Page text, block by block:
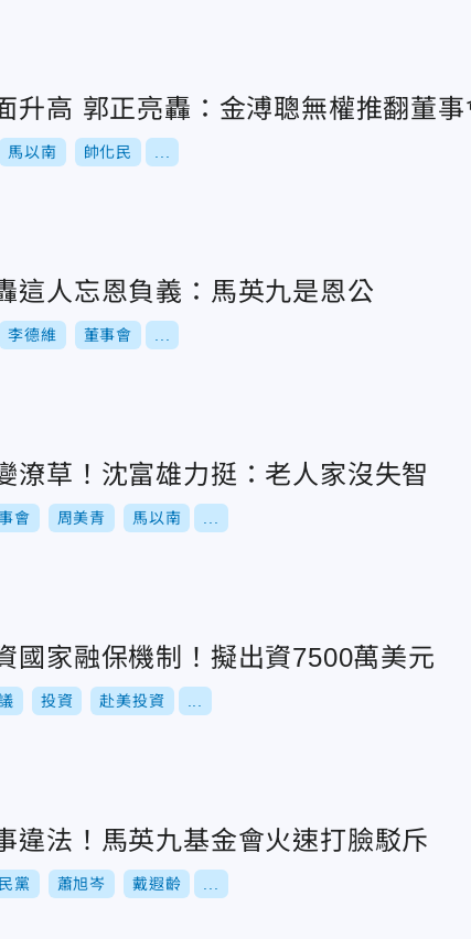
升高 郭正亮轟：金溥聰無權推翻董
馬以南 帥化民
這人忘恩負義：馬英九是恩公
李德維 董事會
潦草！沈富雄力挺：老人家沒失智
會 周美青 馬以南
國家融保機制！擬出資7500萬美元
投資 赴美投資
違法！馬英九基金會火速打臉駁斥
黨 蕭旭岑 戴遐齡